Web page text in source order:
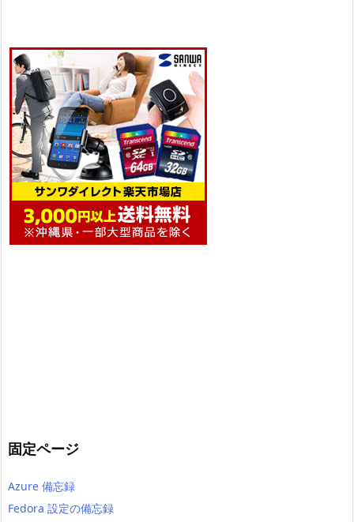
固定ページ
Azure 備忘録
Fedora 設定の備忘録